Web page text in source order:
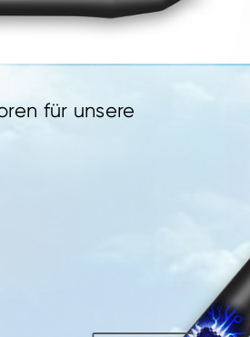
für unsere